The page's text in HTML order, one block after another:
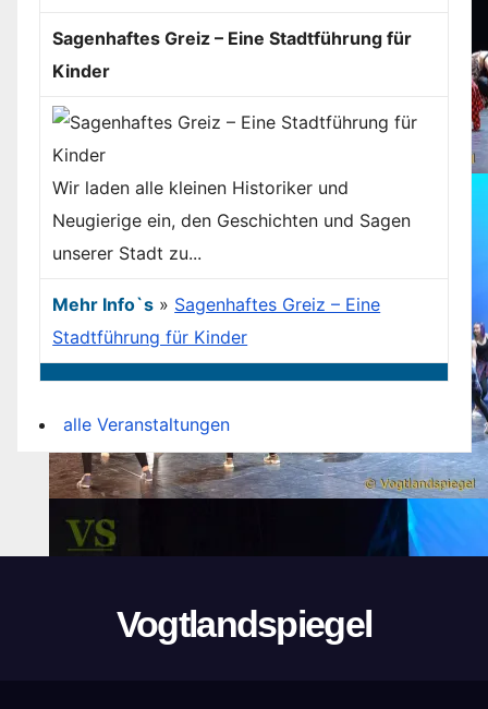
Sagenhaftes Greiz – Eine Stadtführung für
Kinder
Wir laden alle kleinen Historiker und
Neugierige ein, den Geschichten und Sagen
unserer Stadt zu...
Mehr Info`s » Sagenhaftes Greiz – Eine
Stadtführung für Kinder
alle Veranstaltungen
Vogtlandspiegel